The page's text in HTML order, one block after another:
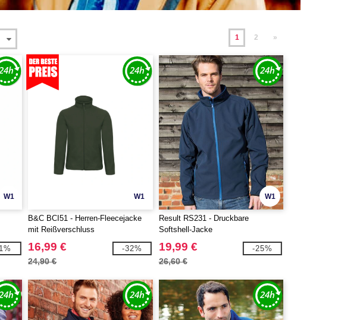
1 2 »
W1 W1
B&C BCI51 - Herren-Fleecejacke
mit Reißverschluss
16,99 €
24,90 €
-32%
W1
Result RS231 - Druckbare
Softshell-Jacke
19,99 €
26,60 €
-25%